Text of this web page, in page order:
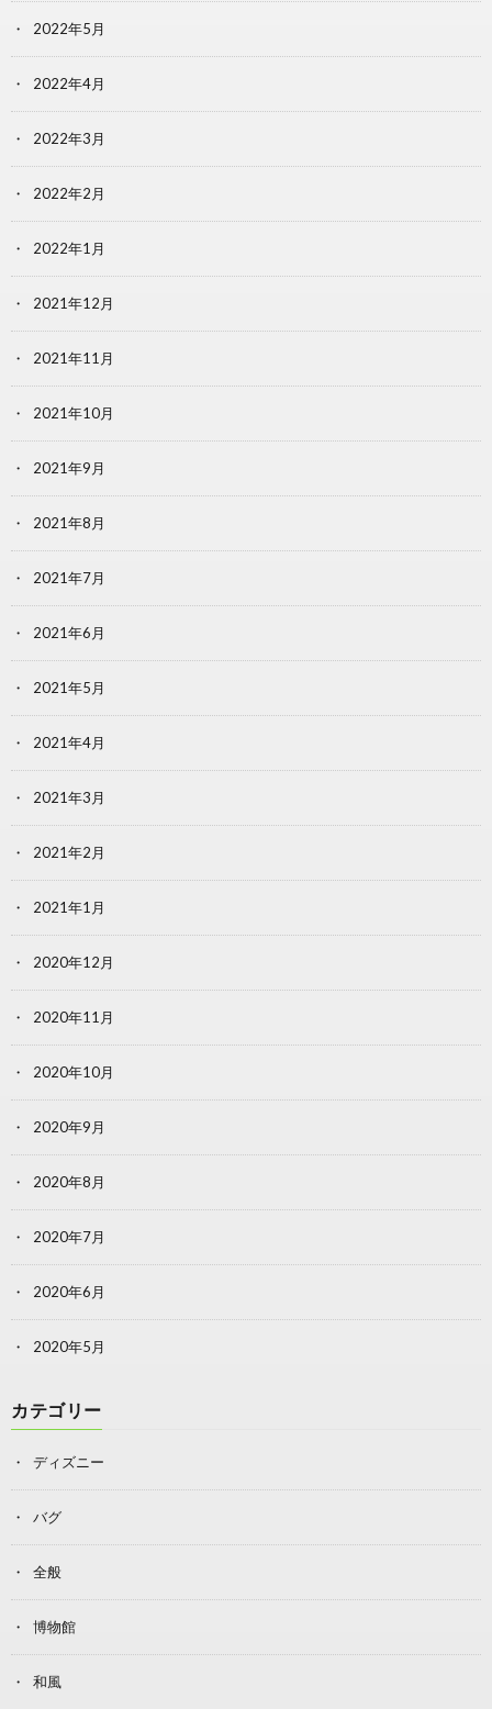
2022年5月
2022年4月
2022年3月
2022年2月
2022年1月
2021年12月
2021年11月
2021年10月
2021年9月
2021年8月
2021年7月
2021年6月
2021年5月
2021年4月
2021年3月
2021年2月
2021年1月
2020年12月
2020年11月
2020年10月
2020年9月
2020年8月
2020年7月
2020年6月
2020年5月
カテゴリー
ディズニー
バグ
全般
博物館
和風